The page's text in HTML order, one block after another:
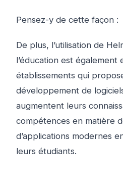
Pensez-y de cette façon :
De plus, l’utilisation de
l’éducation est également
établissements qui
développement de
augmentent leurs
compétences en matière
d’applications modernes
leurs étudiants.